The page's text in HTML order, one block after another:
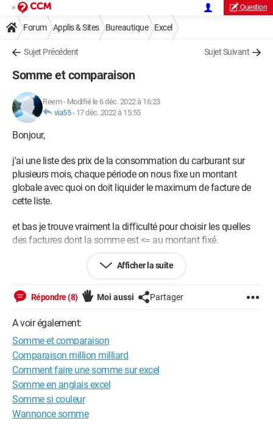
Question
Forum Applis & Sites Bureautique Excel
Sujet Précédent Sujet Suivant
Somme et comparaison
Reem- Modifié le 6 déc. 2022 à 16:23
via55- 17 déc. 2022 à 15:55
Bonjour,
j'ai une liste des prix de la consommation du carburant sur
plusieurs mois, chaque période on nous fixe un montant
globale avec quoi on doit liquider le maximum de facture de
cette liste.
et bas je trouve vraiment la difficulté pour choisir les quelles
des factures dont la somme est <= au montant fixé.
Ma question: pouvez vous m'aider à créer une formule qui
au montant fixé.
Merci
Windows / Chrome 107.0.0.0
Afficher la suite
Répondre (8) Moi aussi Partager
A voir également:
Somme et comparaison
Comparaison million milliard
Comment faire une somme sur excel
Somme en anglais excel
Somme si couleur
Wannonce somme